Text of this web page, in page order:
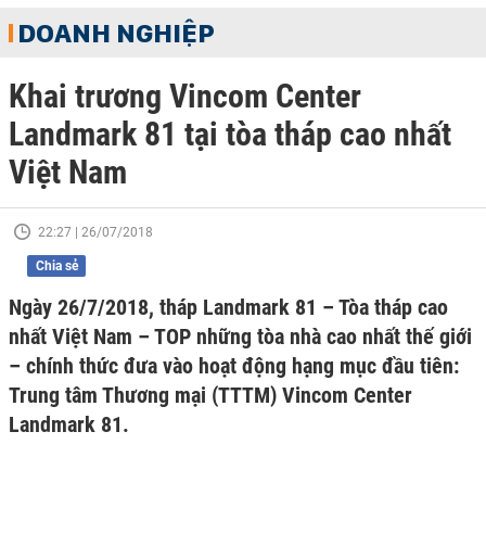
DOANH NGHIỆP
Khai trương Vincom Center
Landmark 81 tại tòa tháp cao nhất
Việt Nam
22:27 | 26/07/2018
Chia sẻ
Ngày 26/7/2018, tháp Landmark 81 – Tòa tháp cao
nhất Việt Nam – TOP những tòa nhà cao nhất thế giới
– chính thức đưa vào hoạt động hạng mục đầu tiên:
Trung tâm Thương mại (TTTM) Vincom Center
Landmark 81.